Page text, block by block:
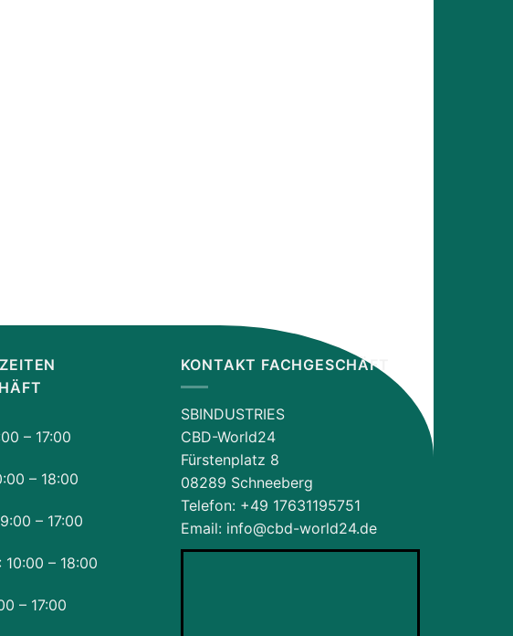
– 17:00
– 18:00
– 17:00
– 18:00
– 17:00
KONTAKT FACHGESCHÄFT
SBINDUSTRIES
CBD-World24
Fürstenplatz 8
08289 Schneeberg
Telefon: ‪+49 17631195751‬
Email: info@cbd-world24.de